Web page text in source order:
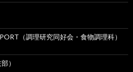
（調理研究同好会・食物調理科）
）